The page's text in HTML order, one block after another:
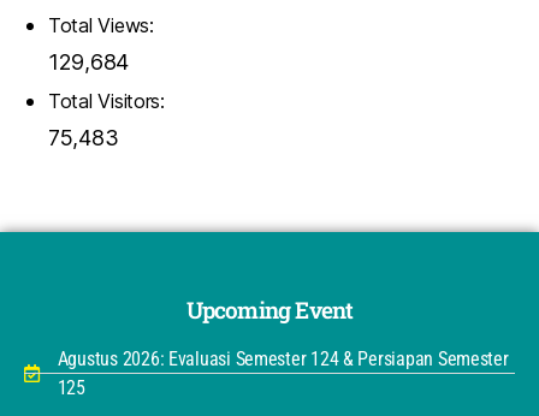
Total Views:
129,684
Total Visitors:
75,483
Upcoming Event
Agustus 2026: Evaluasi Semester 124 & Persiapan Semester
125